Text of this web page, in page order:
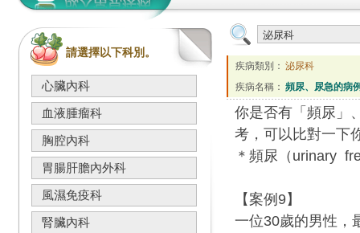
請選擇以下科別。
心臟內科
血液腫瘤科
胸腔內科
胃腸肝膽內外科
風濕免疫科
腎臟內科
疾病類別： 泌尿科
疾病名稱： 頻尿、尿急的病
你是否有「頻尿」
考，可以比對一下
＊頻尿（urinary
【案例9】
一位30歲的男性，